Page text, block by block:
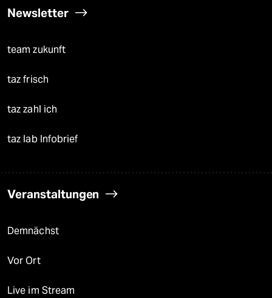
Newsletter
team zukunft
taz frisch
taz zahl ich
taz lab Infobrief
Veranstaltungen
Demnächst
Vor Ort
Live im Stream